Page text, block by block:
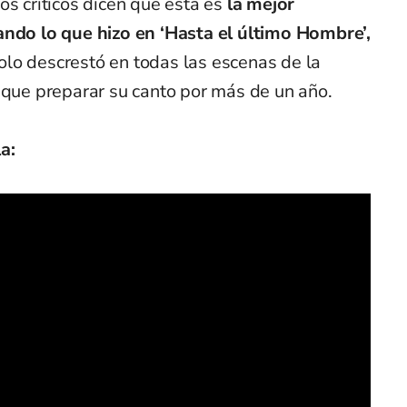
lo que hizo en ‘Hasta el último Hombre’,
descrestó en todas las escenas de la
preparar su canto por más de un año.